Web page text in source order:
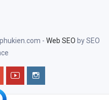
- Web SEO by SEO